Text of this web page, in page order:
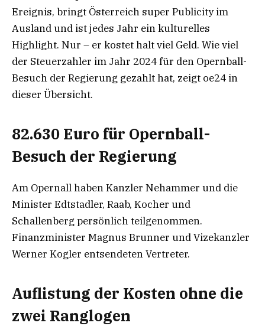
Ereignis, bringt Österreich super Publicity im
Ausland und ist jedes Jahr ein kulturelles
Highlight. Nur – er kostet halt viel Geld. Wie viel
der Steuerzahler im Jahr 2024 für den Opernball-
Besuch der Regierung gezahlt hat, zeigt oe24 in
dieser Übersicht.
82.630 Euro für Opernball-
Besuch der Regierung
Am Opernall haben Kanzler Nehammer und die
Minister Edtstadler, Raab, Kocher und
Schallenberg persönlich teilgenommen.
Finanzminister Magnus Brunner und Vizekanzler
Werner Kogler entsendeten Vertreter.
Auflistung der Kosten ohne die
zwei Ranglogen